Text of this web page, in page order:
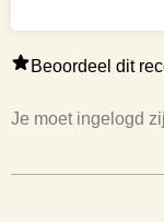
Beoordeel dit
Je moet ingelogd